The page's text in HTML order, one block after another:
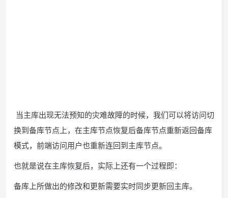
当主库出现无法预知的灾难故障的时候，我们可以将访问切
换到备库节点上，在主库节点恢复后备库节点重新返回备库
模式，前端访问用户也重新连回到主库节点。
也就是说在主库恢复后，实际上还有一个过程即：
备库上所做出的修改和更新需要实时同步更新回主库。